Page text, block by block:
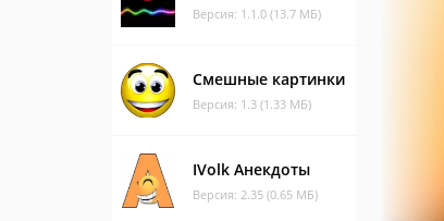
Версия: 1.1.0 (13.7 МБ)
Смешные картинки
Версия: 1.3 (1.33 МБ)
IVolk Анекдоты
Версия: 2.35 (0.65 МБ)